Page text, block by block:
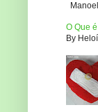
O Que
By